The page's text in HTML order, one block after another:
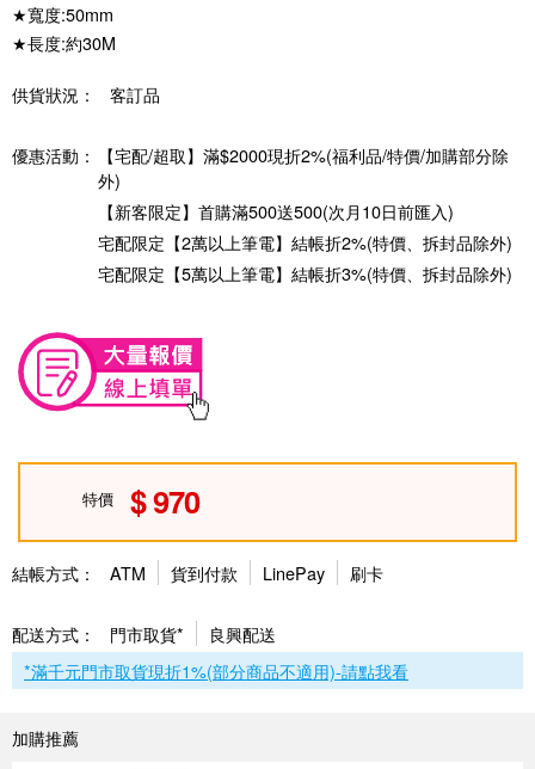
★寬度:50mm
★長度:約30M
供貨狀況： 客訂品
優惠活動：
【宅配/超取】滿$2000現折2%(福利品/特價/加購部分除
外)
【新客限定】首購滿500送500(次月10日前匯入)
宅配限定【2萬以上筆電】結帳折2%(特價、拆封品除外)
宅配限定【5萬以上筆電】結帳折3%(特價、拆封品除外)
特價 970
結帳方式： ATM 貨到付款 LinePay 刷卡
配送方式： 門市取貨*
良興配送
*滿千元門市取貨現折1%(部分商品不適用)-請點我看
加購推薦